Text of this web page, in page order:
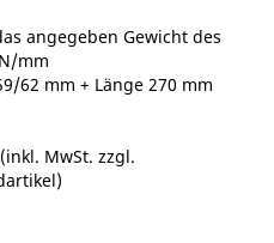
angegeben Gewicht des
mm
62 mm + Länge 270 mm
MwSt. zzgl.
)